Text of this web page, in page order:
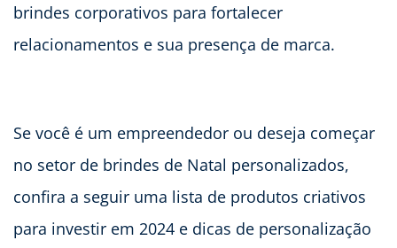
brindes corporativos para fortalecer
relacionamentos e sua presença de marca.
Se você é um empreendedor ou deseja começar
no setor de brindes de Natal personalizados,
confira a seguir uma lista de produtos criativos
para investir em 2024 e dicas de personalização